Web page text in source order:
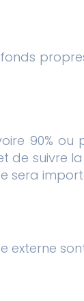
90% ou
de suivre
sera
externe